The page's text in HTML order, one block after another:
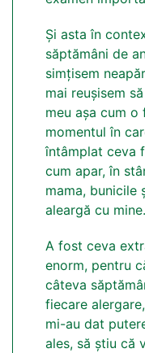
Și asta în
săptămâni de
simțisem
mai reușisem
meu așa cum o
momentul în
întâmplat ceva
cum apar, în
mama, bunicile
aleargă cu mine.
A fost ceva
enorm, pentru
câteva
fiecare
mi-au dat
ales, să știu că